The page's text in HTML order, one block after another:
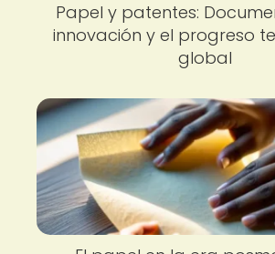
Papel y patentes:
innovación y el progreso
global